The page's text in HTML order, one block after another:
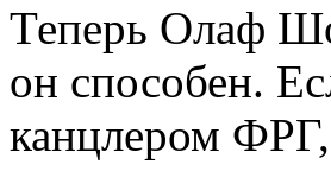
Теперь Олаф
он способен.
канцлером